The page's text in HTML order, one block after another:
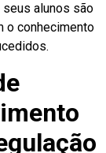
alunos são
o conhecimento